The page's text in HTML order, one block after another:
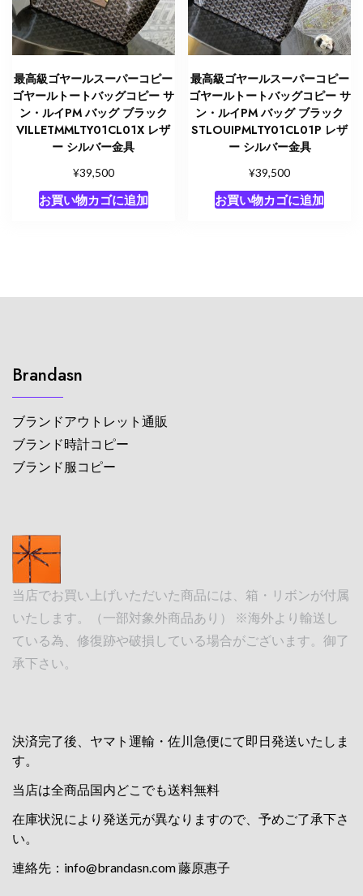
最高級ゴヤールスーパーコピー
ゴヤールトートバッグコピー サ
ン・ルイPM バッグ ブラック
VILLETMMLTY01CL01X レザ
ー シルバー金具
¥39,500
お買い物カゴに追加
最高級ゴヤールスーパーコピー
ゴヤールトートバッグコピー サ
ン・ルイPM バッグ ブラック
STLOUIPMLTY01CL01P レザ
ー シルバー金具
¥39,500
お買い物カゴに追加
Brandasn
ブランドアウトレット通販
ブランド時計コピー
ブランド服コピー
当店でお買い上げいただいた商品には、箱・リボンが付属
いたします。（一部対象外商品あり） ※海外より輸送し
ている為、修復跡や破損している場合がございます。御了
承下さい。
決済完了後、ヤマト運輸・佐川急便にて即日発送いたしま
す。
当店は全商品国内どこでも送料無料
在庫状況により発送元が異なりますので、予めご了承下さ
い。
連絡先： info@brandasn.com藤原惠子